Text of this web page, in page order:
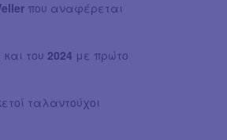
που αναφέρεται
και του 2024 με πρώτο
ταλαντούχοι